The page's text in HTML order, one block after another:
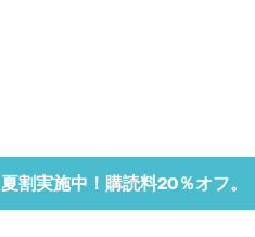
夏割実施中！購読料20％オフ。